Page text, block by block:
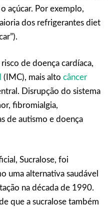
açúcar. Por exemplo,
dos refrigerantes diet
de doença cardíaca,
(IMC), mais alto câncer
Disrupção do sistema
fibromialgia,
de autismo e doença
Sucralose, foi
uma alternativa saudável
na década de 1990.
que a sucralose também